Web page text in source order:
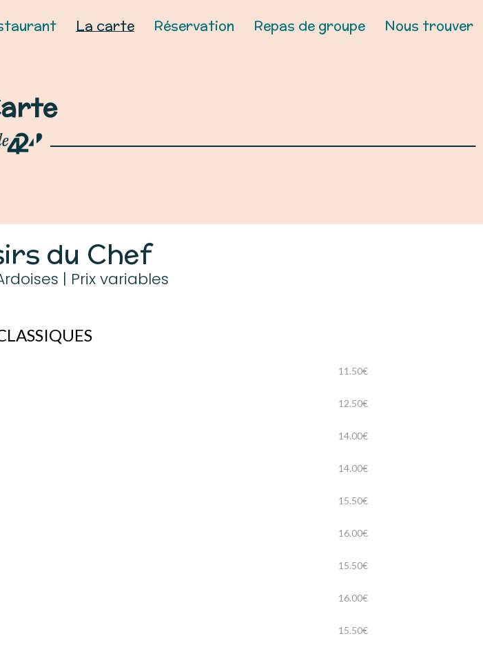
La carte Réservation Repas de groupe Nous trouver
du Chef
| Prix variables
11.50€
12.50€
14.00€
14.00€
15.50€
16.00€
15.50€
16.00€
15.50€